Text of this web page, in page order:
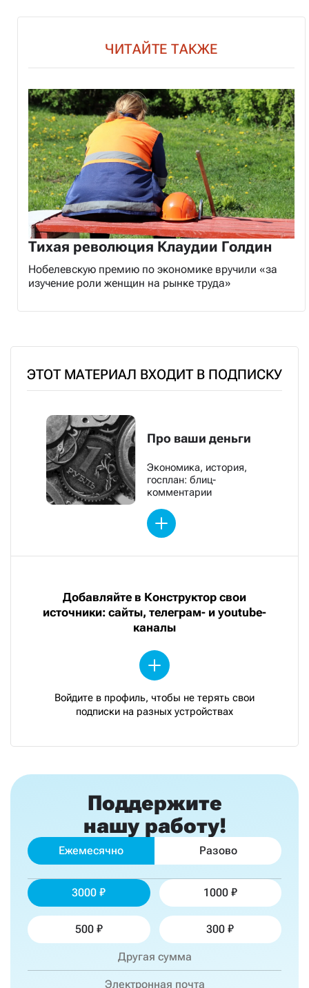
ЧИТАЙТЕ ТАКЖЕ
Тихая революция Клаудии Голдин
Нобелевскую премию по экономике вручили «за
изучение роли женщин на рынке труда»
ЭТОТ МАТЕРИАЛ ВХОДИТ В ПОДПИСКУ
Про ваши деньги
Экономика, история,
госплан: блиц-
комментарии
Добавляйте в Конструктор свои
источники: сайты, телеграм- и youtube-
каналы
Войдите в профиль, чтобы не терять свои
подписки на разных устройствах
Поддержите
нашу работу!
Ежемесячно Разово
3000 1000
500 300